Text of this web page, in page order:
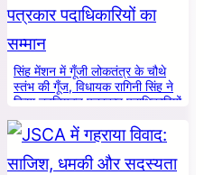
सिंह मेंशन में गूँजी लोकतंत्र के चौथे
स्तंभ की गूँज, विधायक रागिनी सिंह ने
किया नवनियुक्त पत्रकार पदाधिकारियों
का सम्मान